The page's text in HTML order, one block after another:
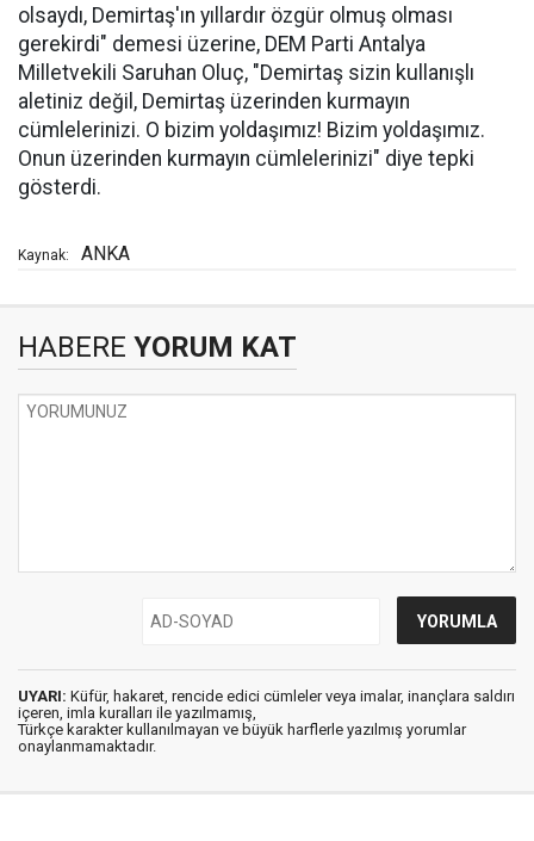
olsaydı, Demirtaş'ın yıllardır özgür olmuş olması
gerekirdi" demesi üzerine, DEM Parti Antalya
Milletvekili Saruhan Oluç, "Demirtaş sizin kullanışlı
aletiniz değil, Demirtaş üzerinden kurmayın
cümlelerinizi. O bizim yoldaşımız! Bizim yoldaşımız.
Onun üzerinden kurmayın cümlelerinizi" diye tepki
gösterdi.
Kaynak: ANKA
HABERE YORUM KAT
UYARI: Küfür, hakaret, rencide edici cümleler veya imalar, inançlara saldırı
içeren, imla kuralları ile yazılmamış,
Türkçe karakter kullanılmayan ve büyük harflerle yazılmış yorumlar
onaylanmamaktadır.